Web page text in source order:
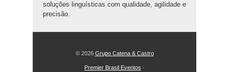
soluções linguísticas com qualidade, agilidade e
precisão.
© 2026 Grupo Catena & Castro
Premier Brasil Eventos ·